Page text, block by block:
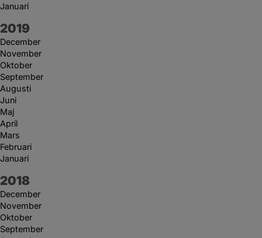
Januari
År:
2019
December
November
Oktober
September
Augusti
Juni
Maj
April
Mars
Februari
Januari
År:
2018
December
November
Oktober
September